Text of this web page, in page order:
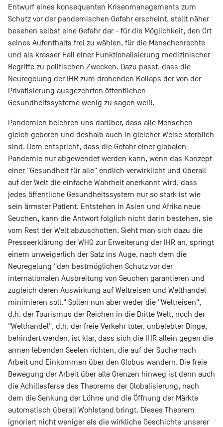
Entwurf eines konsequenten Krisenmanagements zum
Schutz vor der pandemischen Gefahr erscheint, stellt näher
besehen selbst eine Gefahr dar - für die Möglichkeit, den Ort
seines Aufenthalts frei zu wählen, für die Menschenrechte
und als krasser Fall einer Funktionalisierung medizinischer
Begriffe zu politischen Zwecken. Dazu passt, dass die
Neuregelung der IHR zum drohenden Kollaps der von der
Privatisierung ausgezehrten öffentlichen
Gesundheitssysteme wenig zu sagen weiß.
Pandemien belehren uns darüber, dass alle Menschen
gleich geboren und deshalb auch in gleicher Weise sterblich
sind. Dem entspricht, dass die Gefahr einer globalen
Pandemie nur abgewendet werden kann, wenn das Konzept
einer "Gesundheit für alle" endlich verwirklicht und überall
auf der Welt die einfache Wahrheit anerkannt wird, dass
jedes öffentliche Gesundheitssystem nur so stark ist wie
sein ärmster Patient. Entstehen in Asien und Afrika neue
Seuchen, kann die Antwort folglich nicht darin bestehen, sie
vom Rest der Welt abzuschotten. Sieht man sich dazu die
Presseerklärung der WHO zur Erweiterung der IHR an, springt
einem unweigerlich der Satz ins Auge, nach dem die
Neuregelung "den bestmöglichen Schutz vor der
internationalen Ausbreitung von Seuchen garantieren und
zugleich deren Auswirkung auf Weltreisen und Welthandel
minimieren soll." Sollen nun aber weder die "Weltreisen",
d.h. der Tourismus der Reichen in die Dritte Welt, noch der
"Welthandel", d.h. der freie Verkehr toter, unbelebter Dinge,
behindert werden, ist klar, dass sich die IHR allein gegen die
armen lebenden Seelen richten, die auf der Suche nach
Arbeit und Einkommen über den Globus wandern. Die freie
Bewegung der Arbeit über alle Grenzen hinweg ist denn auch
die Achillesferse des Theorems der Globalisierung, nach
dem die Senkung der Löhne und die Öffnung der Märkte
automatisch überall Wohlstand bringt. Dieses Theorem
ignoriert nicht weniger als die wirkliche Geschichte unserer